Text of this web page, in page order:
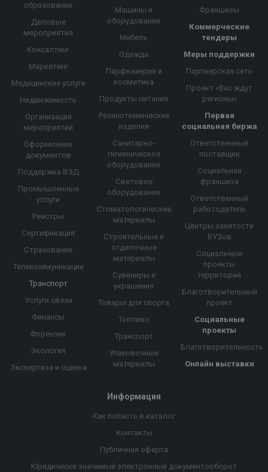
образование
Деловые
мероприятия
Консалтинг
Маркетинг
Медицинские услуги
Недвижимость
Организация
мероприятий
Оформление
документов
Поддержка ВЭД
Промышленные
услуги
Реестры
Сертификация
Страхование
Телекоммуникации
Транспорт
Услуги связи
Финансы
Форензик
Экология
Экспертиза и оценка
Машины и
оборудование
Мебель
Одежда
Парфюмерия и
косметика
Продукты питания
Резинотехнические
изделия
Санитарно-
гигиеническое
оборудование
Световое
оборудование
Стоматологические
материалы
Строительные и
отделочные
материалы
Сувениры и
украшения
Товары для спорта
Топливо
Транспорт
Упаковочные
материалы
Франшизы
Коммерческие
тендеры
Меры поддержки
Партнерская сеть
Проект «Вас ждут
регионы»
Первая
социальная биржа
Ответственный
поставщик
Социальная
франшиза
Ответственный
работодатель
Центры занятости
ВУЗов
Социальные
проекты
территорий
Благотворительный
проект
Социальные
проекты
Благотворительность
Онлайн выставки
Информация
Как попасть в каталог
Контакты
Публичная оферта
Юридически значимый электронный документооборот